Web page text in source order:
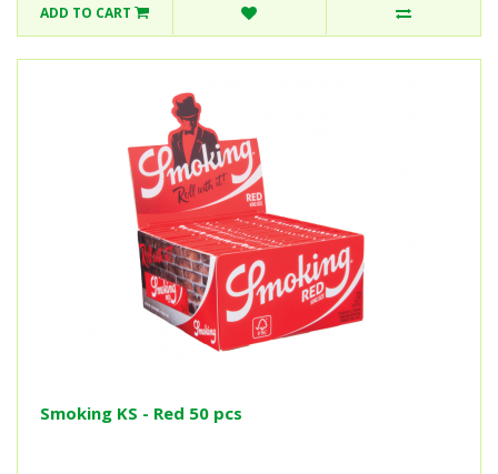
ADD TO CART
Smoking KS - Red 50 pcs